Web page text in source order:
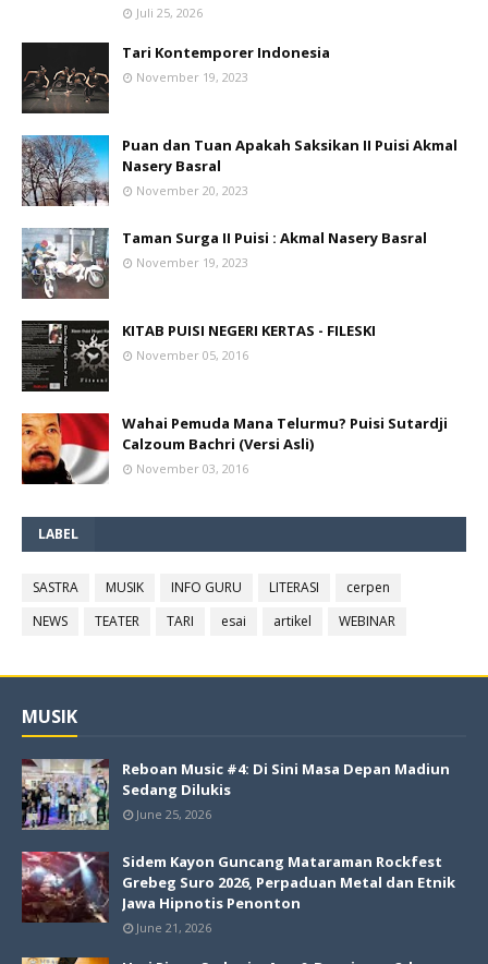
Juli 25, 2026
Tari Kontemporer Indonesia
November 19, 2023
Puan dan Tuan Apakah Saksikan II Puisi Akmal
Nasery Basral
November 20, 2023
Taman Surga II Puisi : Akmal Nasery Basral
November 19, 2023
KITAB PUISI NEGERI KERTAS - FILESKI
November 05, 2016
Wahai Pemuda Mana Telurmu? Puisi Sutardji
Calzoum Bachri (Versi Asli)
November 03, 2016
LABEL
SASTRA MUSIK INFO GURU LITERASI
cerpen
NEWS
TEATER TARI esai artikel WEBINAR
MUSIK
Reboan Music #4: Di Sini Masa Depan Madiun
Sedang Dilukis
June 25, 2026
Sidem Kayon Guncang Mataraman Rockfest
Grebeg Suro 2026, Perpaduan Metal dan Etnik
Jawa Hipnotis Penonton
June 21, 2026